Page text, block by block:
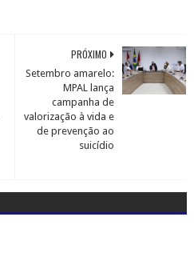
PRÓXIMO
Setembro amarelo:
MPAL lança
campanha de
valorização à vida e
de prevenção ao
suicídio